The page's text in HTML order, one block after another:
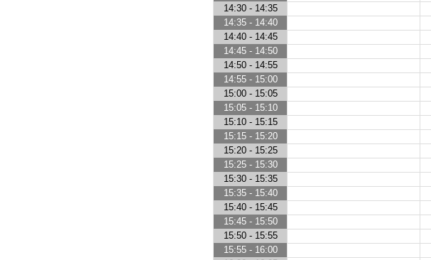
14:30 - 14:35
14:35 - 14:40
14:40 - 14:45
14:45 - 14:50
14:50 - 14:55
14:55 - 15:00
15:00 - 15:05
15:05 - 15:10
15:10 - 15:15
15:15 - 15:20
15:20 - 15:25
15:25 - 15:30
15:30 - 15:35
15:35 - 15:40
15:40 - 15:45
15:45 - 15:50
15:50 - 15:55
15:55 - 16:00